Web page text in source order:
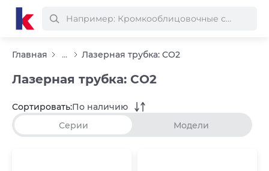
Главная ... Лазерная трубка: CO2
Лазерная трубка: CO2
Серии Модели
Сортировать:По наличию